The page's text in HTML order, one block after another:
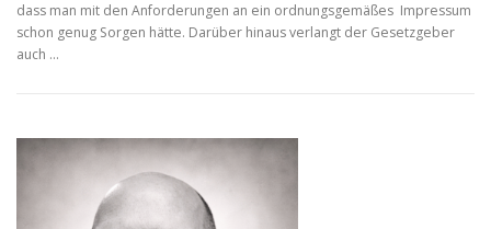
dass man mit den Anforderungen an ein ordnungsgemäßes Impressum
schon genug Sorgen hätte. Darüber hinaus verlangt der Gesetzgeber
auch …